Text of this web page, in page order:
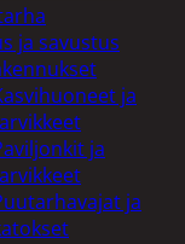
ja savustus
ja
ja
ja